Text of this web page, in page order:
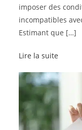
imposer des
incompatibles
Estimant que […]
Lire la suite